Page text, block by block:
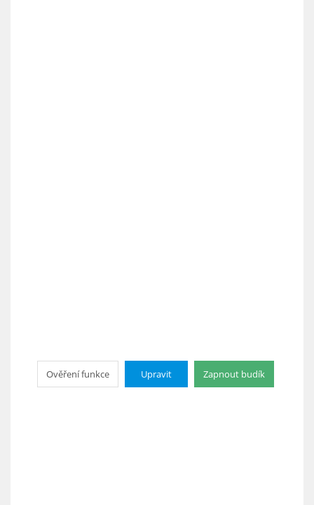
Ověření funkce Upravit Zapnout budík